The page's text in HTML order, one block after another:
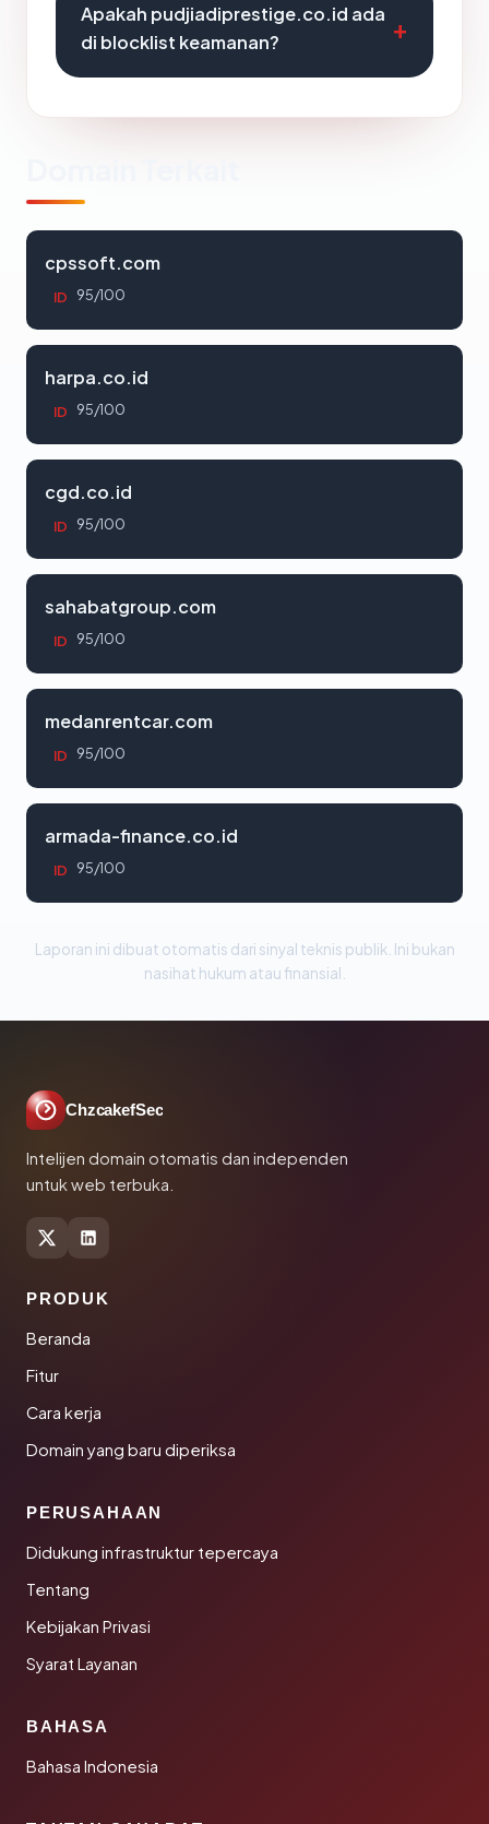
Apakah pudjiadiprestige.co.id ada
di blocklist keamanan?
cpssoft.com
ID 95/100
harpa.co.id
ID 95/100
cgd.co.id
ID 95/100
sahabatgroup.com
ID 95/100
medanrentcar.com
ID 95/100
armada-finance.co.id
ID 95/100
Laporan ini dibuat otomatis dari sinyal teknis publik. Ini bukan
nasihat hukum atau finansial.
ChzcakefSec
Intelijen domain otomatis dan independen
untuk web terbuka.
PRODUK
Beranda
Fitur
Cara kerja
Domain yang baru diperiksa
PERUSAHAAN
Didukung infrastruktur tepercaya
Tentang
Kebijakan Privasi
Syarat Layanan
BAHASA
Bahasa Indonesia